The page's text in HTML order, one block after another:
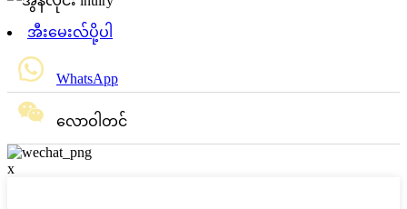
အီးမေးလ်ပို့ပါ
WhatsApp
လောဝါတင်
x